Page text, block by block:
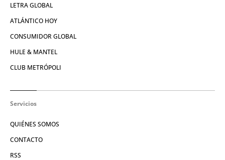
LETRA GLOBAL
ATLÁNTICO HOY
CONSUMIDOR GLOBAL
HULE & MANTEL
CLUB METRÓPOLI
Servicios
QUIÉNES SOMOS
CONTACTO
RSS